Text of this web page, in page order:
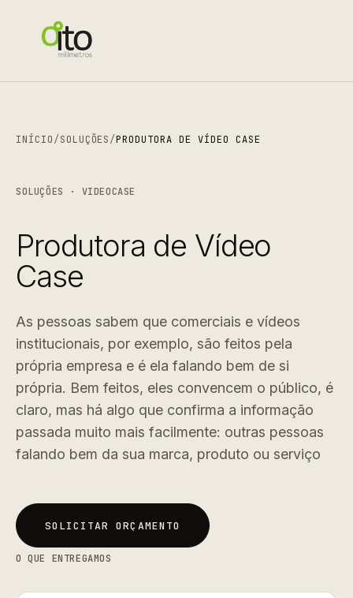
INÍCIO/SOLUÇÕES/PRODUTORA DE VÍDEO CASE
SOLUÇÕES · VIDEOCASE
Produtora de Vídeo
Case
As pessoas sabem que comerciais e vídeos
institucionais, por exemplo, são feitos pela
própria empresa e é ela falando bem de si
própria. Bem feitos, eles convencem o público, é
claro, mas há algo que confirma a informação
passada muito mais facilmente: outras pessoas
falando bem da sua marca, produto ou serviço
SOLICITAR ORÇAMENTO
O QUE ENTREGAMOS